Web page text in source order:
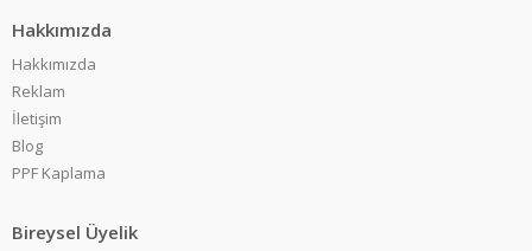
Hakkımızda
Hakkımızda
Reklam
İletişim
Blog
PPF Kaplama
Bireysel Üyelik